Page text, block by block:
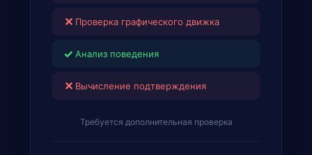
✕ Проверка графического движка
✓ Анализ поведения
✕ Вычисление подтверждения
Требуется дополнительная проверка